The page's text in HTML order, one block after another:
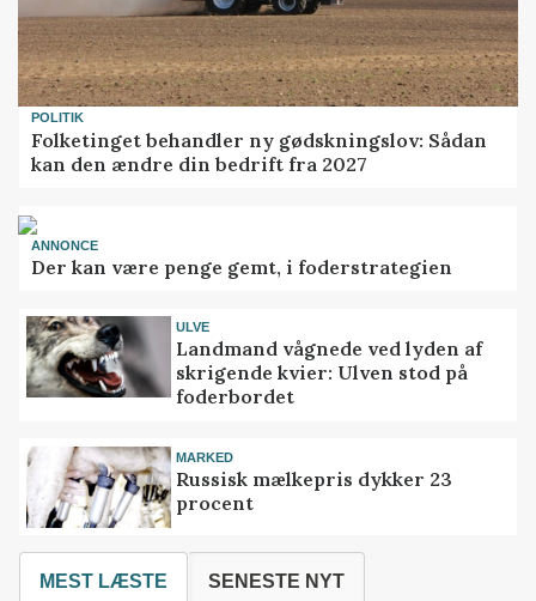
POLITIK
Folketinget behandler ny gødskningslov: Sådan
kan den ændre din bedrift fra 2027
ANNONCE
Der kan være penge gemt, i foderstrategien
ULVE
Landmand vågnede ved lyden af
skrigende kvier: Ulven stod på
foderbordet
MARKED
Russisk mælkepris dykker 23
procent
MEST LÆSTE SENESTE NYT